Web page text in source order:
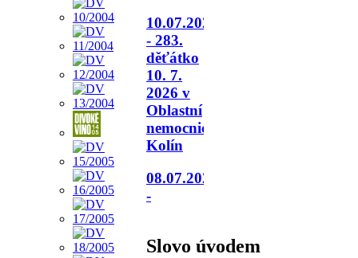
10.07.2026
- 283.
děťátko
10. 7.
2026 v
Oblastní
nemocnici
Kolín
08.07.2026
-
Slovo úvodem